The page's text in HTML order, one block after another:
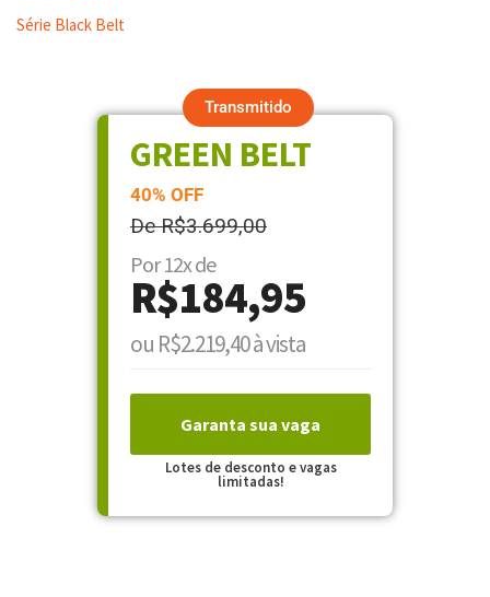
Série Black Belt
Transmitido
GREEN BELT
40% OFF
De R$3.699,00
Por 12x de
R$184,95
ou R$2.219,40 à vista
Garanta sua vaga
Lotes de desconto e vagas
limitadas!